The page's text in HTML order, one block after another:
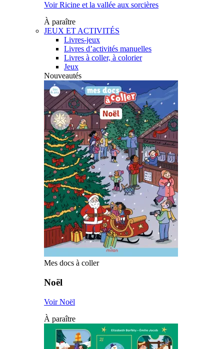
Voir Ricine et la vallée aux sorcières
À paraître
JEUX ET ACTIVITÉS
Livres-jeux
Livres d’activités manuelles
Livres à coller, à colorier
Jeux
Nouveautés
Mes docs à coller
Noël
Voir Noël
À paraître